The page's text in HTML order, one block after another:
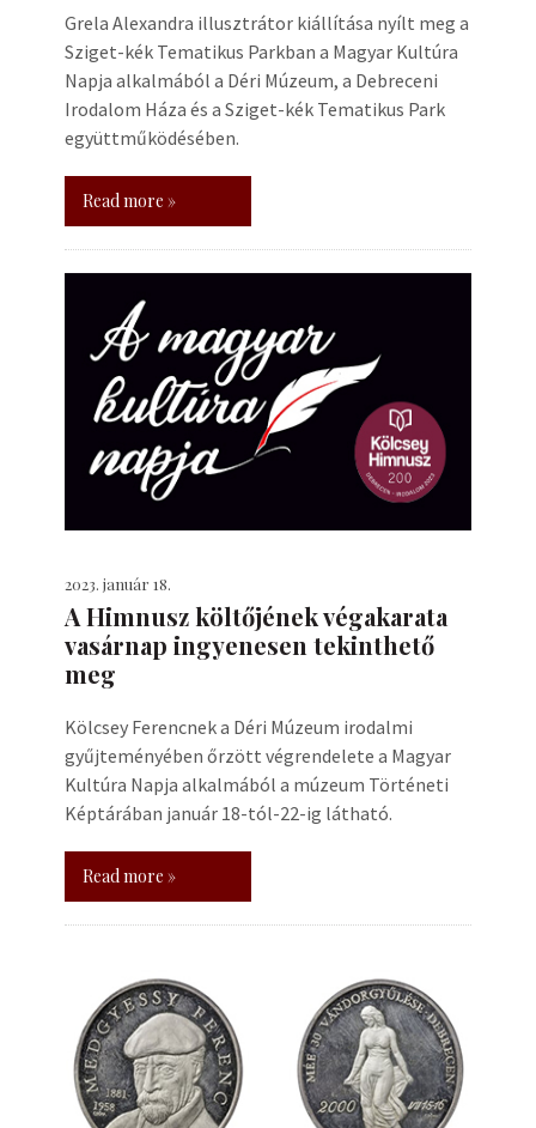
Grela Alexandra illusztrátor kiállítása nyílt meg a
Sziget-kék Tematikus Parkban a Magyar Kultúra
Napja alkalmából a Déri Múzeum, a Debreceni
Irodalom Háza és a Sziget-kék Tematikus Park
együttműködésében.
Read more »
2023. január 18.
A Himnusz költőjének végakarata
vasárnap ingyenesen tekinthető
meg
Kölcsey Ferencnek a Déri Múzeum irodalmi
gyűjteményében őrzött végrendelete a Magyar
Kultúra Napja alkalmából a múzeum Történeti
Képtárában január 18-tól-22-ig látható.
Read more »